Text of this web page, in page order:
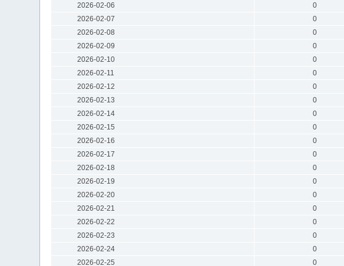
2026-02-06
0
2026-02-07
0
2026-02-08
0
2026-02-09
0
2026-02-10
0
2026-02-11
0
2026-02-12
0
2026-02-13
0
2026-02-14
0
2026-02-15
0
2026-02-16
0
2026-02-17
0
2026-02-18
0
2026-02-19
0
2026-02-20
0
2026-02-21
0
2026-02-22
0
2026-02-23
0
2026-02-24
0
2026-02-25
0